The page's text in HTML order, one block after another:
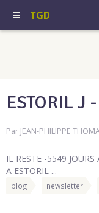
TGD
ESTORIL J
Par JEAN-PHILIPPE
IL RESTE -5549
A ESTORIL ...
blog newsletter